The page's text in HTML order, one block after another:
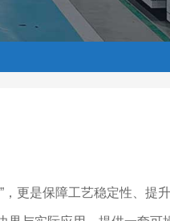
更是保障工艺稳定性、提